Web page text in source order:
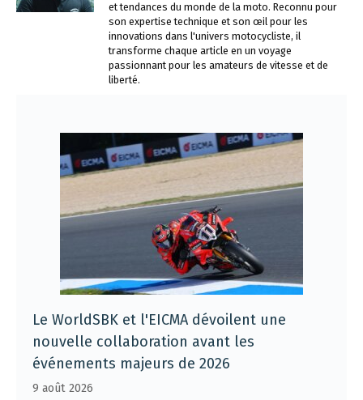
et tendances du monde de la moto. Reconnu pour
son expertise technique et son œil pour les
innovations dans l'univers motocycliste, il
transforme chaque article en un voyage
passionnant pour les amateurs de vitesse et de
liberté.
Le WorldSBK et l'EICMA dévoilent une
nouvelle collaboration avant les
événements majeurs de 2026
9 août 2026